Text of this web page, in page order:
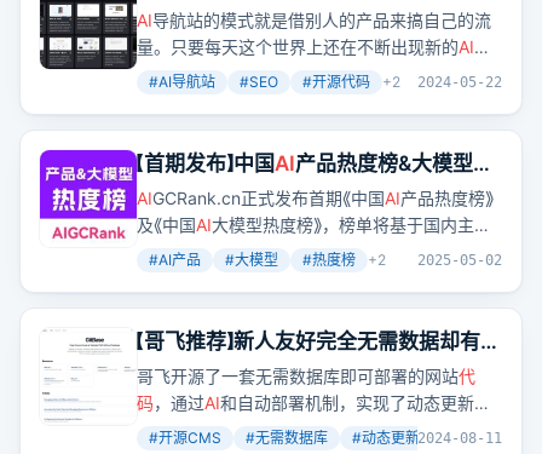
导航网站
AI导航站的模式就是借别人的产品来搞自己的流
量。只要每天这个世界上还在不断出现新的AI产
品，那么AI 导航站就还有机会。
#AI导航站 #SEO #开源代码 +2 2024-05-22
【首期发布】中国AI产品热度榜&大模型热
度榜丨2025年4月
AIGCRank.cn正式发布首期《中国AI产品热度榜》
及《中国AI大模型热度榜》，榜单将基于国内主流
应用市场、社交媒体、搜索引擎指数及行业数据
用户及AI从业者提供有价值的参考。
#AI产品 #大模型 #热度榜 +2 2025-05-02
【哥飞推荐】新人友好完全无需数据却有管
理后台，可以动态更新网站内容的开源
CMS
哥飞开源了一套无需数据库即可部署的网站代
码，通过AI和自动部署机制，实现了动态更新网
站内容。
#开源CMS #无需数据库 #动态更新 +2
2024-08-11